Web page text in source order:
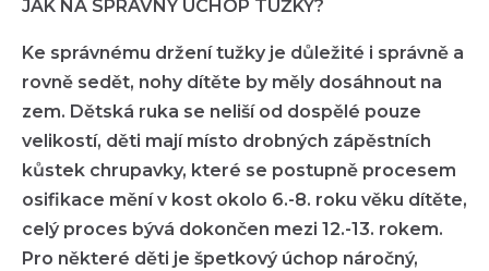
JAK NA SPRÁVNÝ ÚCHOP TUŽKY?
Ke správnému držení tužky je důležité i správně a
rovně sedět, nohy dítěte by měly dosáhnout na
zem. Dětská ruka se neliší od dospělé pouze
velikostí, děti mají místo drobných zápěstních
kůstek chrupavky, které se postupně procesem
osifikace mění v kost okolo 6.-8. roku věku dítěte,
celý proces bývá dokončen mezi 12.-13. rokem.
Pro některé děti je špetkový úchop náročný,